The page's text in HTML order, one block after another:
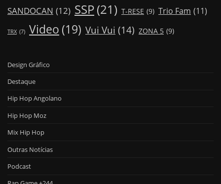
SANDOCAN (12) SSP(21) T-RESE (9) Trio Fam (11)
TRX (7) Video (19) Vui Vui (14) ZONA 5 (9)
Design Gráfico
Destaque
Hip Hop Angolano
Hip Hop Moz
Mix Hip Hop
Outras Notícias
Podcast